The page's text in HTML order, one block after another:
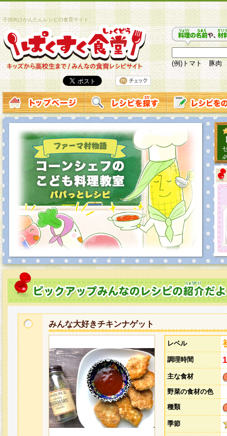
子供向けかんたんレシピの食育サイト
(例)トマト 豚肉
みんな大好きチキンナゲット
レベル
調理時間
主な食材
野菜の食材の色
種類
季節